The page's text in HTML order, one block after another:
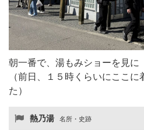
朝一番で、湯もみショーを見に
（前日、１５時くらいにここ
た）
熱乃湯 名所・史跡